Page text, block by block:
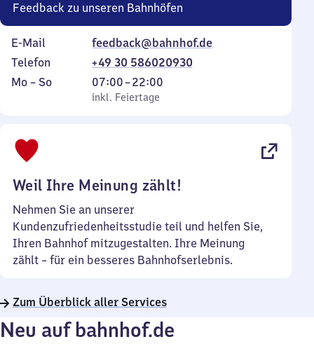
Feedback zu unseren Bahnhöfen
E-Mail
feedback@bahnhof.de
Telefon
+49 30 586020930
Montag
Mo – So,
inkl. Feiertage
07:00–22:00
Von
7
inkl. Feiertage
Weil Ihre Meinung zählt!
Nehmen Sie an unserer
Kundenzufriedenheitsstudie teil und helfen Sie,
Ihren Bahnhof mitzugestalten. Ihre Meinung
zählt – für ein besseres Bahnhofserlebnis.
Zum Überblick aller Services
Neu auf bahnhof.de